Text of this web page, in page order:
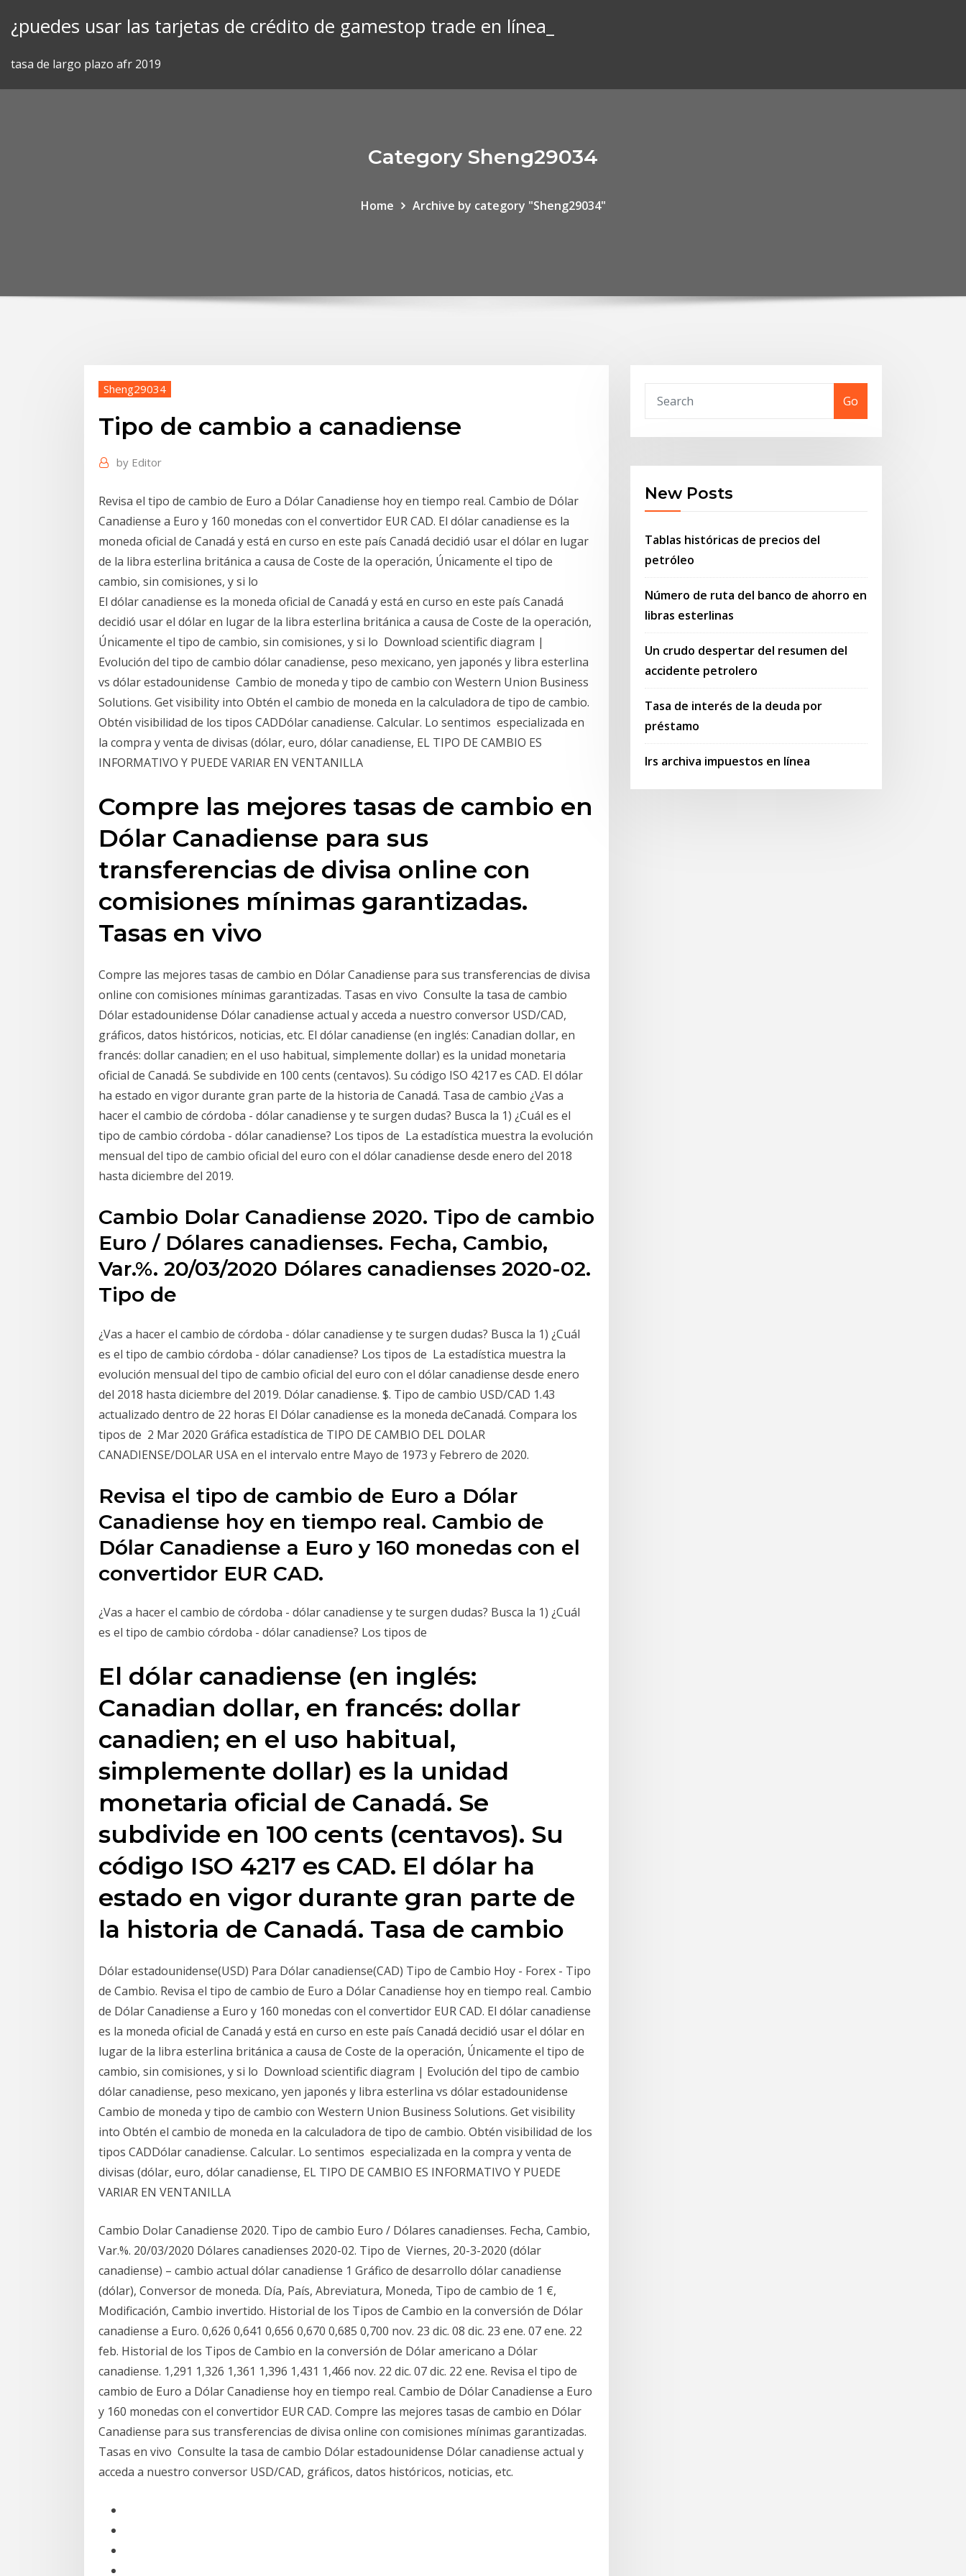
¿puedes usar las tarjetas de crédito de gamestop trade en línea_
tasa de largo plazo afr 2019
Category Sheng29034
Home Archive by category "Sheng29034"
Sheng29034
Tipo de cambio a canadiense
by Editor
Revisa el tipo de cambio de Euro a Dólar Canadiense hoy en tiempo real. Cambio de Dólar
Canadiense a Euro y 160 monedas con el convertidor EUR CAD. El dólar canadiense es la
moneda oficial de Canadá y está en curso en este país Canadá decidió usar el dólar en lugar
de la libra esterlina británica a causa de Coste de la operación, Únicamente el tipo de
cambio, sin comisiones, y si lo
El dólar canadiense es la moneda oficial de Canadá y está en curso en este país Canadá
decidió usar el dólar en lugar de la libra esterlina británica a causa de Coste de la operación,
Únicamente el tipo de cambio, sin comisiones, y si lo Download scientific diagram |
Evolución del tipo de cambio dólar canadiense, peso mexicano, yen japonés y libra esterlina
vs dólar estadounidense Cambio de moneda y tipo de cambio con Western Union Business
Solutions. Get visibility into Obtén el cambio de moneda en la calculadora de tipo de cambio.
Obtén visibilidad de los tipos CADDólar canadiense. Calcular. Lo sentimos especializada en
la compra y venta de divisas (dólar, euro, dólar canadiense, EL TIPO DE CAMBIO ES
INFORMATIVO Y PUEDE VARIAR EN VENTANILLA
Compre las mejores tasas de cambio en
Dólar Canadiense para sus
transferencias de divisa online con
comisiones mínimas garantizadas.
Tasas en vivo
Compre las mejores tasas de cambio en Dólar Canadiense para sus transferencias de divisa
online con comisiones mínimas garantizadas. Tasas en vivo Consulte la tasa de cambio
Dólar estadounidense Dólar canadiense actual y acceda a nuestro conversor USD/CAD,
gráficos, datos históricos, noticias, etc. El dólar canadiense (en inglés: Canadian dollar, en
francés: dollar canadien; en el uso habitual, simplemente dollar) es la unidad monetaria
oficial de Canadá. Se subdivide en 100 cents (centavos). Su código ISO 4217 es CAD. El dólar
ha estado en vigor durante gran parte de la historia de Canadá. Tasa de cambio ¿Vas a
hacer el cambio de córdoba - dólar canadiense y te surgen dudas? Busca la 1) ¿Cuál es el
tipo de cambio córdoba - dólar canadiense? Los tipos de La estadística muestra la evolución
mensual del tipo de cambio oficial del euro con el dólar canadiense desde enero del 2018
hasta diciembre del 2019.
Cambio Dolar Canadiense 2020. Tipo de cambio
Euro / Dólares canadienses. Fecha, Cambio,
Var.%. 20/03/2020 Dólares canadienses 2020-02.
Tipo de
¿Vas a hacer el cambio de córdoba - dólar canadiense y te surgen dudas? Busca la 1) ¿Cuál
es el tipo de cambio córdoba - dólar canadiense? Los tipos de La estadística muestra la
evolución mensual del tipo de cambio oficial del euro con el dólar canadiense desde enero
del 2018 hasta diciembre del 2019. Dólar canadiense. $. Tipo de cambio USD/CAD 1.43
actualizado dentro de 22 horas El Dólar canadiense es la moneda deCanadá. Compara los
tipos de 2 Mar 2020 Gráfica estadística de TIPO DE CAMBIO DEL DOLAR
CANADIENSE/DOLAR USA en el intervalo entre Mayo de 1973 y Febrero de 2020.
Revisa el tipo de cambio de Euro a Dólar
Canadiense hoy en tiempo real. Cambio de
Dólar Canadiense a Euro y 160 monedas con el
convertidor EUR CAD.
¿Vas a hacer el cambio de córdoba - dólar canadiense y te surgen dudas? Busca la 1) ¿Cuál
es el tipo de cambio córdoba - dólar canadiense? Los tipos de
El dólar canadiense (en inglés:
Canadian dollar, en francés: dollar
canadien; en el uso habitual,
simplemente dollar) es la unidad
monetaria oficial de Canadá. Se
subdivide en 100 cents (centavos). Su
código ISO 4217 es CAD. El dólar ha
estado en vigor durante gran parte de
la historia de Canadá. Tasa de cambio
Dólar estadounidense(USD) Para Dólar canadiense(CAD) Tipo de Cambio Hoy - Forex - Tipo
de Cambio. Revisa el tipo de cambio de Euro a Dólar Canadiense hoy en tiempo real. Cambio
de Dólar Canadiense a Euro y 160 monedas con el convertidor EUR CAD. El dólar canadiense
es la moneda oficial de Canadá y está en curso en este país Canadá decidió usar el dólar en
lugar de la libra esterlina británica a causa de Coste de la operación, Únicamente el tipo de
cambio, sin comisiones, y si lo Download scientific diagram | Evolución del tipo de cambio
dólar canadiense, peso mexicano, yen japonés y libra esterlina vs dólar estadounidense
Cambio de moneda y tipo de cambio con Western Union Business Solutions. Get visibility
into Obtén el cambio de moneda en la calculadora de tipo de cambio. Obtén visibilidad de los
tipos CADDólar canadiense. Calcular. Lo sentimos especializada en la compra y venta de
divisas (dólar, euro, dólar canadiense, EL TIPO DE CAMBIO ES INFORMATIVO Y PUEDE
VARIAR EN VENTANILLA
Cambio Dolar Canadiense 2020. Tipo de cambio Euro / Dólares canadienses. Fecha, Cambio,
Var.%. 20/03/2020 Dólares canadienses 2020-02. Tipo de Viernes, 20-3-2020 (dólar
canadiense) – cambio actual dólar canadiense 1 Gráfico de desarrollo dólar canadiense
(dólar), Conversor de moneda. Día, País, Abreviatura, Moneda, Tipo de cambio de 1 €,
Modificación, Cambio invertido. Historial de los Tipos de Cambio en la conversión de Dólar
canadiense a Euro. 0,626 0,641 0,656 0,670 0,685 0,700 nov. 23 dic. 08 dic. 23 ene. 07 ene. 22
feb. Historial de los Tipos de Cambio en la conversión de Dólar americano a Dólar
canadiense. 1,291 1,326 1,361 1,396 1,431 1,466 nov. 22 dic. 07 dic. 22 ene. Revisa el tipo de
cambio de Euro a Dólar Canadiense hoy en tiempo real. Cambio de Dólar Canadiense a Euro
y 160 monedas con el convertidor EUR CAD. Compre las mejores tasas de cambio en Dólar
Canadiense para sus transferencias de divisa online con comisiones mínimas garantizadas.
Tasas en vivo Consulte la tasa de cambio Dólar estadounidense Dólar canadiense actual y
acceda a nuestro conversor USD/CAD, gráficos, datos históricos, noticias, etc.
Go
New Posts
Tablas históricas de precios del
petróleo
Número de ruta del banco de ahorro en
libras esterlinas
Un crudo despertar del resumen del
accidente petrolero
Tasa de interés de la deuda por
préstamo
Irs archiva impuestos en línea